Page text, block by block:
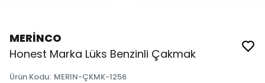
MERİNCO
Honest Marka Lüks Benzinli Çakmak
Ürün Kodu: MERIN-ÇKMK-1256